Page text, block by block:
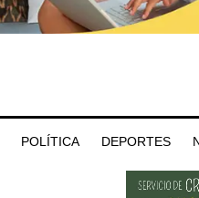
POLÍTICA DEPORTES